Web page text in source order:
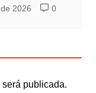
2026 0
publicada.